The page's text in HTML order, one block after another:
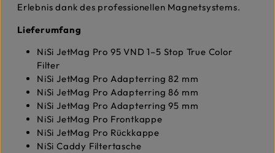
Erlebnis dank des professionellen Magnetsystems.
Lieferumfang
NiSi JetMag Pro 95 VND 1–5 Stop True Color
Filter
NiSi JetMag Pro Adapterring 82 mm
NiSi JetMag Pro Adapterring 86 mm
NiSi JetMag Pro Adapterring 95 mm
NiSi JetMag Pro Frontkappe
NiSi JetMag Pro Rückkappe
NiSi Caddy Filtertasche